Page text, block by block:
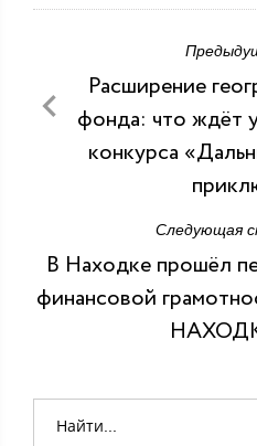
Расширение
фонда: что ждёт
конкурса
Следующая
В Находке прошёл
финансовой